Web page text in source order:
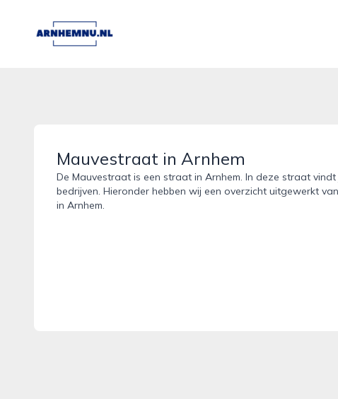
arnhemnu.nl
Mauvestraat in Arnhem
De Mauvestraat is een straat in Arnhem. In deze straat
bedrijven. Hieronder hebben wij een overzicht uitgewerkt
in Arnhem.